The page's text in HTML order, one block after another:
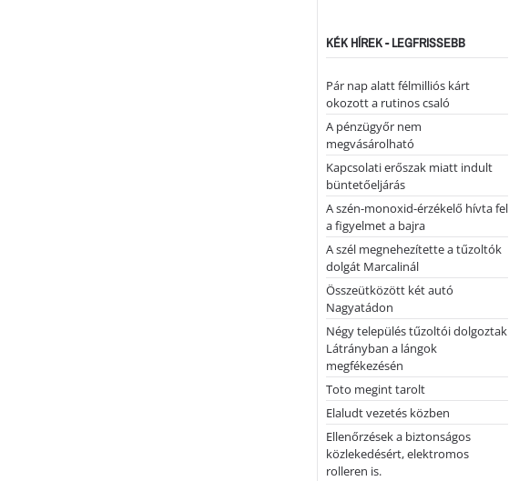
KÉK HÍREK - LEGFRISSEBB
Pár nap alatt félmilliós kárt
okozott a rutinos csaló
A pénzügyőr nem
megvásárolható
Kapcsolati erőszak miatt indult
büntetőeljárás
A szén-monoxid-érzékelő hívta fel
a figyelmet a bajra
A szél megnehezítette a tűzoltók
dolgát Marcalinál
Összeütközött két autó
Nagyatádon
Négy település tűzoltói dolgoztak
Látrányban a lángok
megfékezésén
Toto megint tarolt
Elaludt vezetés közben
Ellenőrzések a biztonságos
közlekedésért, elektromos
rolleren is.